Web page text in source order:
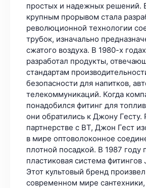
простых и надежных решений.
крупным прорывом стала
революционной технологии
трубок, изначально
сжатого воздуха. В 1980-х
разработал продукты,
стандартам
безопасности для напитков,
телекоммуникаций. Когда
понадобился фитинг для
они обратились к Джону Гесту.
партнерстве с BT, Джон Гест
в мире оптоволоконное
плотной посадкой. В 1987 году
пластиковая система фитингов
Этот культовый бренд
современном мире